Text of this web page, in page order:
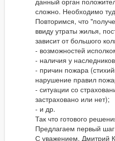
сложно. Необходимо
Повторимся, что
ввиду утраты жилья,
зависит от большого
- возможностей
- наличия у
- причин пожара
нарушение правил
- ситуации со
застраховано или нет);
- и др.
Так что готового
Предлагаем первый
С уважением, Дмитрий